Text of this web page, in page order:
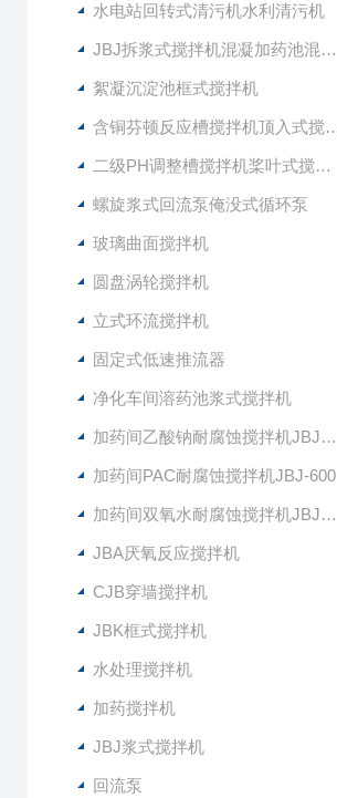
水电站回转式清污机水利清污机
JBJ拆浆式搅拌机混凝加药池混合型搅拌器
絮凝沉淀池框式搅拌机
含铜芬顿反应槽搅拌机顶入式搅拌器
二级PH调整槽搅拌机桨叶式搅拌器
螺旋浆式回流泵俺没式循环泵
玻璃曲面搅拌机
圆盘涡轮搅拌机
立式环流搅拌机
固定式低速推流器
净化车间溶药池浆式搅拌机
加药间乙酸钠耐腐蚀搅拌机JBJ-400
加药间PAC耐腐蚀搅拌机JBJ-600
加药间双氧水耐腐蚀搅拌机JBJ-300
JBA厌氧反应搅拌机
CJB穿墙搅拌机
JBK框式搅拌机
水处理搅拌机
加药搅拌机
JBJ浆式搅拌机
回流泵